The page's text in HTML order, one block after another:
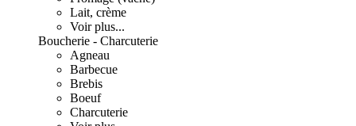
Lait, crème
Voir plus...
Boucherie - Charcuterie
Agneau
Barbecue
Brebis
Boeuf
Charcuterie